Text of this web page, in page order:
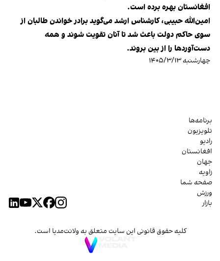
افغانستان بهره برده است.
امین‌الله حبیبی، کارشناس ارشد می‌گوید برادر خواندن طالبان از
سوی حاکم دولت باعث شد تا آنان تقویت شوند و همه
دست‌آوردها را از بین بروند.
چهارشنبه ۱۴۰۵/۳/۱۳
برنامه‌ها
تلویزیون
رادیو
افغانستان
جهان
زاویه
صفحه شما
ورزش
بازار
کلیه حقوق قانونی این سایت متعلق به ولانت‌مدیا است.